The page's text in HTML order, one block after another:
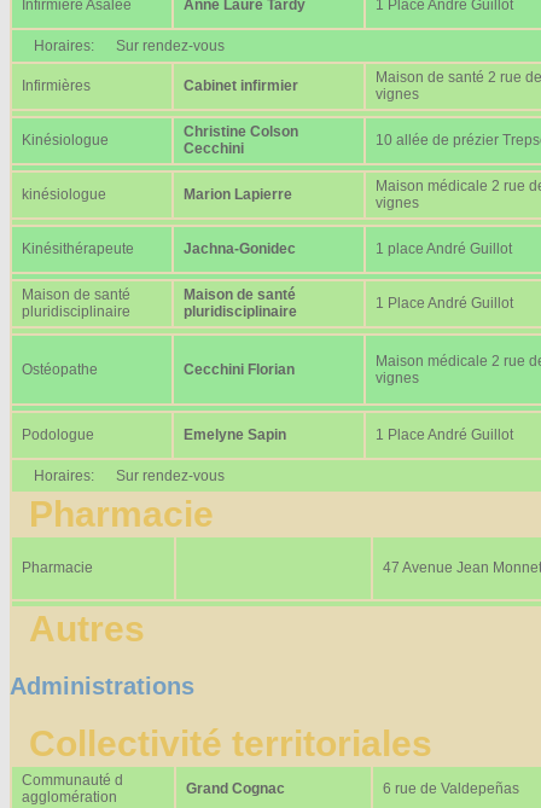
Infirmière Asalée Anne Laure Tardy 1 Place André Guillot
Horaires: Sur rendez-vous
Infirmières Cabinet infirmier
Maison de santé 2 rue
vignes
Kinésiologue
Christine Colson
Cecchini
10 allée de prézier
kinésiologue Marion Lapierre
Maison médicale 2 rue
vignes
Kinésithérapeute Jachna-Gonidec 1 place André Guillot
Maison de santé
pluridisciplinaire
Maison de santé
pluridisciplinaire
1 Place André Guillot
Ostéopathe Cecchini Florian
Maison médicale 2 rue
vignes
Podologue Emelyne Sapin 1 Place André Guillot
Horaires: Sur rendez-vous
Pharmacie
Pharmacie 47 Avenue Jean Monnet
Autres
Administrations
Collectivité territoriales
Communauté d
agglomération
Grand Cognac 6 rue de Valdepeñas